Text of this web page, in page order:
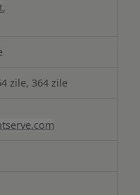
,
zile, 364 zile